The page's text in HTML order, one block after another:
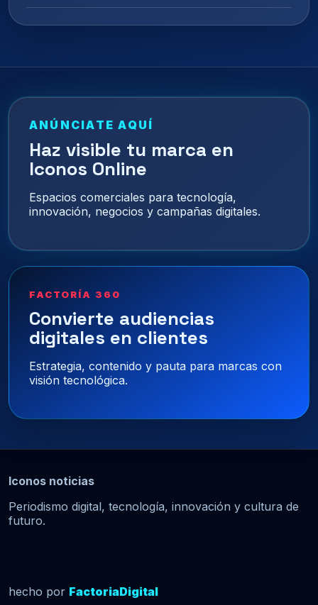
ANÚNCIATE AQUÍ
Haz visible tu marca en
Iconos Online
Espacios comerciales para tecnología,
innovación, negocios y campañas digitales.
FACTORÍA 360
Convierte audiencias
digitales en clientes
Estrategia, contenido y pauta para marcas con
visión tecnológica.
Iconos noticias
Periodismo digital, tecnología, innovación y cultura de
futuro.
hecho por FactoriaDigital